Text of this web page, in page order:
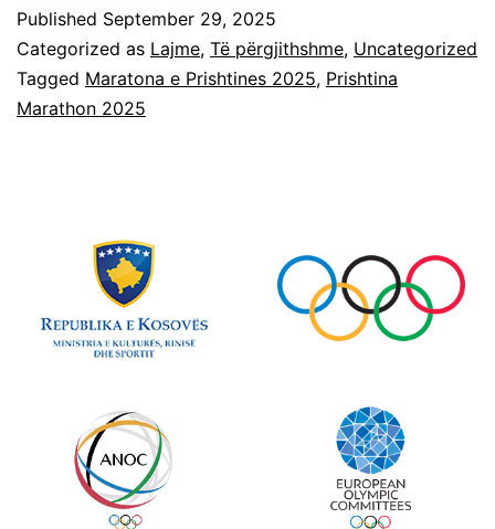
Published September 29, 2025
Categorized as Lajme, Të përgjithshme, Uncategorized
Tagged Maratona e Prishtines 2025, Prishtina
Marathon 2025